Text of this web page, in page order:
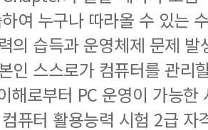
여 누구나 따라올 수 있는
의 습득과 운영체제 문제
인 스스로가 컴퓨터를 관리
해로부터 PC 운영이 가능
퓨터 활용능력 시험 2급 자